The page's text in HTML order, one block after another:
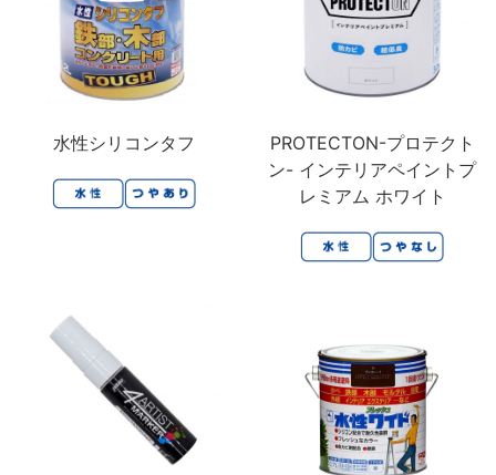
水性シリコンタフ
PROTECTON-プロテクト
ン- インテリアペイントプ
レミアム ホワイト